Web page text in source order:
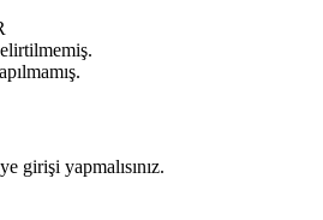
girişi yapmalısınız.